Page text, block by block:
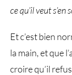
ce qu’il veut s’en
Et c’est bien
la main, et que
croire qu’il